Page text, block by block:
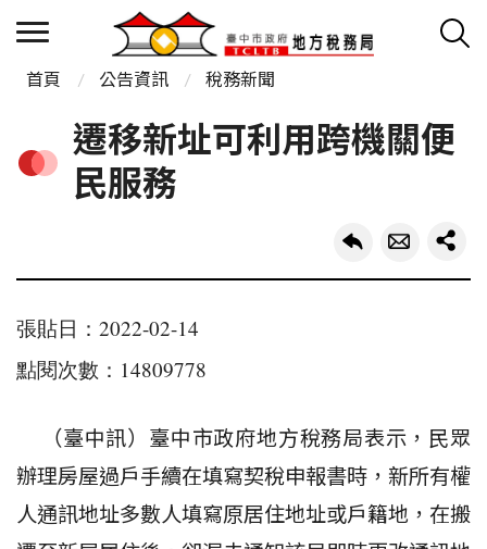
首頁 公告資訊 稅務新聞
遷移新址可利用跨機關便
民服務
張貼日：2022-02-14
點閱次數：14809778
（臺中訊）臺中市政府地方稅務局表示，民眾
辦理房屋過戶手續在填寫契稅申報書時，新所有權
人通訊地址多數人填寫原居住地址或戶籍地，在搬